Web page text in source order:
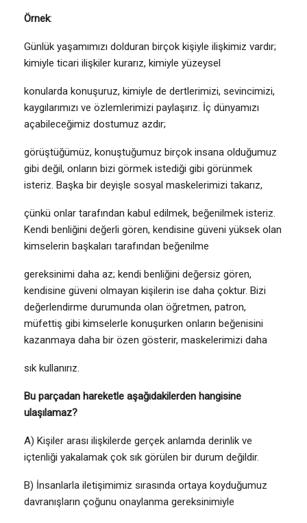
Örnek:
Günlük yaşamımızı dolduran birçok kişiyle ilişkimiz vardır;
kimiyle ticari ilişkiler kurarız, kimiyle yüzeysel
konularda konuşuruz, kimiyle de dertlerimizi, sevincimizi,
kaygılarımızı ve özlemlerimizi paylaşırız. İç dünyamızı
açabileceğimiz dostumuz azdır;
görüştüğümüz, konuştuğumuz birçok insana olduğumuz
gibi değil, onların bizi görmek istediği gibi görünmek
isteriz. Başka bir deyişle sosyal maskelerimizi takarız,
çünkü onlar tarafından kabul edilmek, beğenilmek isteriz.
Kendi benliğini değerli gören, kendisine güveni yüksek olan
kimselerin başkaları tarafından beğenilme
gereksinimi daha az; kendi benliğini değersiz gören,
kendisine güveni olmayan kişilerin ise daha çoktur. Bizi
değerlendirme durumunda olan öğretmen, patron,
müfettiş gibi kimselerle konuşurken onların beğenisini
kazanmaya daha bir özen gösterir, maskelerimizi daha
sık kullanırız.
Bu parçadan hareketle aşağıdakilerden hangisine
ulaşılamaz?
A) Kişiler arası ilişkilerde gerçek anlamda derinlik ve
içtenliği yakalamak çok sık görülen bir durum değildir.
B) İnsanlarla iletişimimiz sırasında ortaya koyduğumuz
davranışların çoğunu onaylanma gereksinimiyle